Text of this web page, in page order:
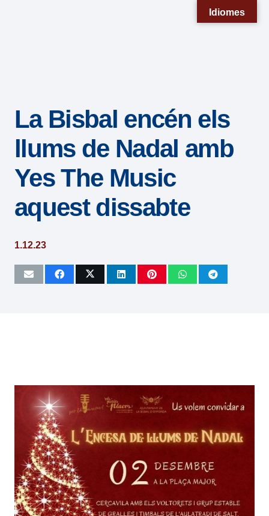
sistema
accesibilidad.
La Bisbal encén els
llums de Nadal amb
Yes The Music
aquest dissabte
1.12.23
Idiomes